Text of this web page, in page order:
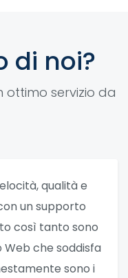
di noi?
ottimo servizio da
qualità e
un supporto
così tanto sono
che soddisfa
sono i